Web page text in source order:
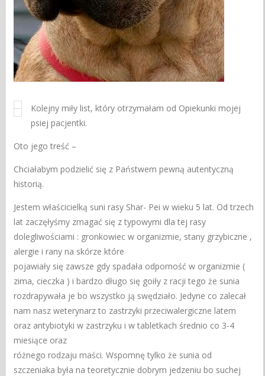
Kolejny miły list, który otrzymałam od Opiekunki mojej
psiej pacjentki.
Oto jego treść –
Chciałabym podzielić się z Państwem pewną autentyczną
historią.
Jestem właścicielką suni rasy Shar- Pei w wieku 5 lat. Od trzech
lat zaczęłyśmy zmagać się z typowymi dla tej rasy
dolegliwościami : gronkowiec w organizmie, stany grzybiczne ,
alergie i rany na skórze które
pojawiały się zawsze gdy spadała odporność w organizmie (
zima, cieczka ) i bardzo długo się goiły z racji tego że sunia
rozdrapywała je bo wszystko ją swędziało. Jedyne co zalecał
nam nasz weterynarz to zastrzyki przeciwalergiczne latem
oraz antybiotyki w zastrzyku i w tabletkach średnio co 3-4
miesiące oraz
różnego rodzaju maści. Wspomnę tylko że sunia od
szczeniaka była na teoretycznie dobrym jedzeniu bo suchej